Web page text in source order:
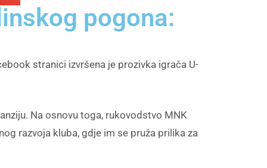
pogona:
stranici izvršena je prozivka igrača U-
Na osnovu toga, rukovodstvo MNK
razvoja kluba, gdje im se pruža prilika za